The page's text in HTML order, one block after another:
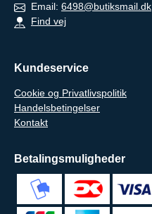
Email: 6498@butiksmail.dk
Find vej
Kundeservice
Cookie og Privatlivspolitik
Handelsbetingelser
Kontakt
Betalingsmuligheder